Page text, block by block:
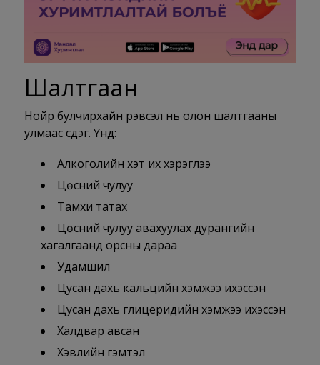
Шалтгаан
Нойр булчирхайн үрэвсэл нь олон шалтгааны
улмаас үүсдэг. Үүнд:
Алкоголийн хэт их хэрэглээ
Цөсний чулуу
Тамхи татах
Цөсний чулуу авахуулах дурангийн
хагалгаанд орсны дараа
Удамшил
Цусан дахь кальцийн хэмжээ ихэссэн
Цусан дахь глицеридийн хэмжээ ихэссэн
Халдвар авсан
Хэвлийн гэмтэл